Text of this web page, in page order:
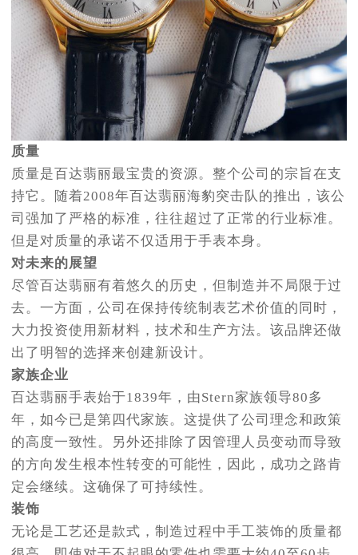
质量
质量是百达翡丽最宝贵的资源。整个公司的宗旨在支
持它。随着2008年百达翡丽海豹突击队的推出，该公
司强加了严格的标准，往往超过了正常的行业标准。
但是对质量的承诺不仅适用于手表本身。
对未来的展望
尽管百达翡丽有着悠久的历史，但制造并不局限于过
去。一方面，公司在保持传统制表艺术价值的同时，
大力投资使用新材料，技术和生产方法。该品牌还做
出了明智的选择来创建新设计。
家族企业
百达翡丽手表始于1839年，由Stern家族领导80多
年，如今已是第四代家族。这提供了公司理念和政策
的高度一致性。另外还排除了因管理人员变动而导致
的方向发生根本性转变的可能性，因此，成功之路肯
定会继续。这确保了可持续性。
装饰
无论是工艺还是款式，制造过程中手工装饰的质量都